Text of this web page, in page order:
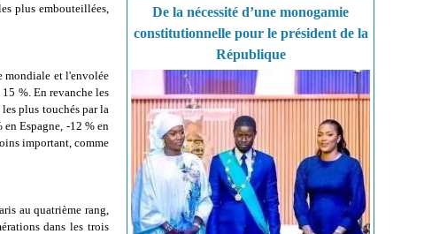
plus embouteillées,
mondiale et l'envolée
%. En revanche les
plus touchés par la
Espagne, -12 % en
important, comme
au quatrième rang,
dans les trois
De la nécessité d’une monogamie
constitutionnelle pour le président de la
République